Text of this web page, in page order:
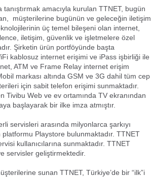
amacıyla kurulan TTNET, bugün
müşterilerine bugünün ve geleceğin iletişim
üç temel bileşeni olan internet,
iletişim, güvenlik ve işletmelere özel
Şirketin ürün portföyünde başta
kablosuz internet erişimi ve iPass işbirliği ile
ATM ve Frame Relay internet erişim
markası altında GSM ve 3G dahil tüm cep
için sabit telefon erişimi sunmaktadır.
Tivibu Web ve ev ortamında TV ekranından
başlayarak bir ilke imza atmıştır.
servisleri arasında milyonlarca şarkıyı
Playstore bulunmaktadır. TTNET
kullanıcılarına sunmaktadır. TTNET
servisler geliştirmektedir.
sunan TTNET, Türkiye’de bir “ilk”i